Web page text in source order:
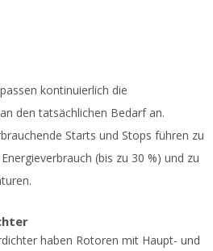
kontinuierlich die
den tatsächlichen Bedarf an.
Starts und Stops führen zu
(bis zu 30 %) und zu
haben Rotoren mit Haupt- und